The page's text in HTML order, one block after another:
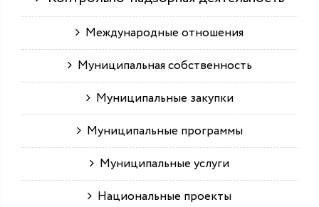
Международные отношения
Муниципальная собственность
Муниципальные закупки
Муниципальные программы
Муниципальные услуги
Национальные проекты